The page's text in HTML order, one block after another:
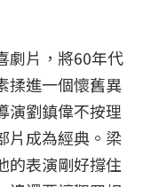
劇片，將60年代
揉進一個懷舊異
演劉鎮偉不按理
片成為經典。梁
的表演剛好撐住